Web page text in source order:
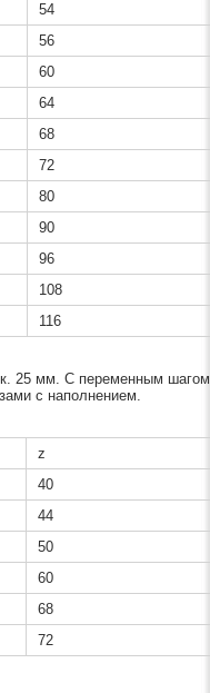
54
56
60
64
68
72
80
90
96
108
116
25 мм. С переменным шагом
с наполнением.
z
40
44
50
60
68
72